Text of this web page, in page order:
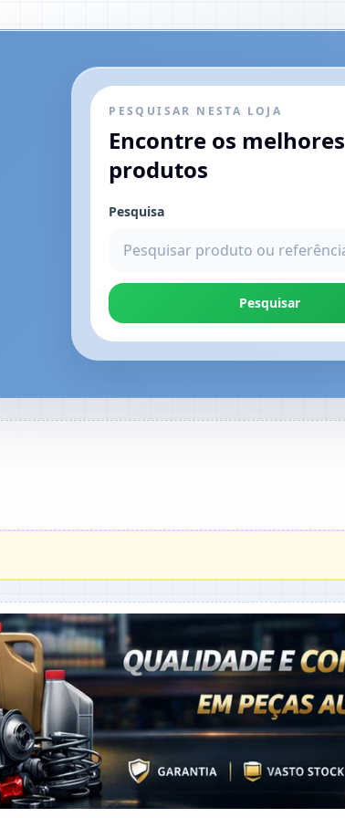
PESQUISAR NESTA LOJA
Encontre os melhores
produtos
Pesquisa
Pesquisar